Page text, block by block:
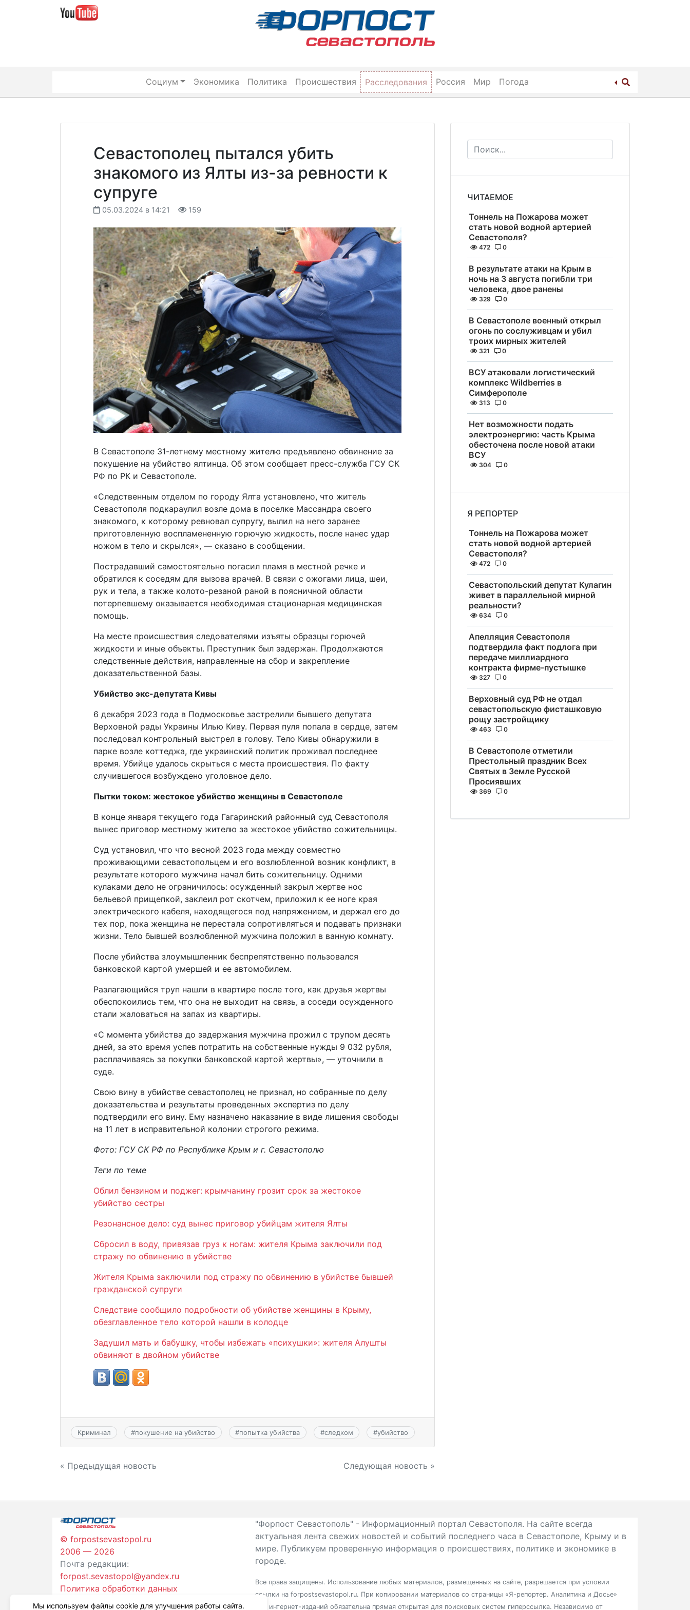
Социум Экономика Политика Происшествия Расследования Россия Мир Погода
Севастополец пытался убить
знакомого из Ялты из-за ревности к
супруге
05.03.2024 в 14:21 159
В Севастополе 31-летнему местному жителю предъявлено обвинение за
покушение на убийство ялтинца. Об этом сообщает пресс-служба ГСУ СК
РФ по РК и Севастополе.
«Следственным отделом по городу Ялта установлено, что житель
Севастополя подкараулил возле дома в поселке Массандра своего
знакомого, к которому ревновал супругу, вылил на него заранее
приготовленную воспламененную горючую жидкость, после нанес удар
ножом в тело и скрылся», — сказано в сообщении.
Пострадавший самостоятельно погасил пламя в местной речке и
обратился к соседям для вызова врачей. В связи с ожогами лица, шеи,
рук и тела, а также колото-резаной раной в поясничной области
потерпевшему оказывается необходимая стационарная медицинская
помощь.
На месте происшествия следователями изъяты образцы горючей
жидкости и иные объекты. Преступник был задержан. Продолжаются
следственные действия, направленные на сбор и закрепление
доказательственной базы.
Убийство экс-депутата Кивы
6 декабря 2023 года в Подмосковье застрелили бывшего депутата
Верховной рады Украины Илью Киву. Первая пуля попала в сердце, затем
последовал контрольный выстрел в голову. Тело Кивы обнаружили в
парке возле коттеджа, где украинский политик проживал последнее
время. Убийце удалось скрыться с места происшествия. По факту
случившегося возбуждено уголовное дело.
Пытки током: жестокое убийство женщины в Севастополе
В конце января текущего года Гагаринский районный суд Севастополя
вынес приговор местному жителю за жестокое убийство сожительницы.
Суд установил, что что весной 2023 года между совместно
проживающими севастопольцем и его возлюбленной возник конфликт, в
результате которого мужчина начал бить сожительницу. Одними
кулаками дело не ограничилось: осужденный закрыл жертве нос
бельевой прищепкой, заклеил рот скотчем, приложил к ее ноге края
электрического кабеля, находящегося под напряжением, и держал его до
тех пор, пока женщина не перестала сопротивляться и подавать признаки
жизни. Тело бывшей возлюбленной мужчина положил в ванную комнату.
После убийства злоумышленник беспрепятственно пользовался
банковской картой умершей и ее автомобилем.
Разлагающийся труп нашли в квартире после того, как друзья жертвы
обеспокоились тем, что она не выходит на связь, а соседи осужденного
стали жаловаться на запах из квартиры.
«С момента убийства до задержания мужчина прожил с трупом десять
дней, за это время успев потратить на собственные нужды 9 032 рубля,
расплачиваясь за покупки банковской картой жертвы», — уточнили в
суде.
Свою вину в убийстве севастополец не признал, но собранные по делу
доказательства и результаты проведенных экспертиз по делу
подтвердили его вину. Ему назначено наказание в виде лишения свободы
на 11 лет в исправительной колонии строгого режима.
Фото: ГСУ СК РФ по Республике Крым и г. Севастополю
Теги по теме
Облил бензином и поджег: крымчанину грозит срок за жестокое
убийство сестры
Резонансное дело: суд вынес приговор убийцам жителя Ялты
Сбросил в воду, привязав груз к ногам: жителя Крыма заключили под
стражу по обвинению в убийстве
Жителя Крыма заключили под стражу по обвинению в убийстве бывшей
гражданской супруги
Следствие сообщило подробности об убийстве женщины в Крыму,
обезглавленное тело которой нашли в колодце
Задушил мать и бабушку, чтобы избежать «психушки»: жителя Алушты
обвиняют в двойном убийстве
Криминал #покушение на убийство #попытка убийства #следком #убийство
Навигация
записям
« Предыдущая новость Следующая новость »
ЧИТАЕМОЕ
Тоннель на Пожарова может
стать новой водной артерией
Севастополя?
472 0
В результате атаки на Крым в
ночь на 3 августа погибли три
человека, двое ранены
329 0
В Севастополе военный открыл
огонь по сослуживцам и убил
троих мирных жителей
321 0
ВСУ атаковали логистический
комплекс Wildberries в
Симферополе
313 0
Нет возможности подать
электроэнергию: часть Крыма
обесточена после новой атаки
ВСУ
304 0
Я РЕПОРТЕР
Тоннель на Пожарова может
стать новой водной артерией
Севастополя?
472 0
Севастопольский депутат Кулагин
живет в параллельной мирной
реальности?
634 0
Апелляция Севастополя
подтвердила факт подлога при
передаче миллиардного
контракта фирме-пустышке
327 0
Верховный суд РФ не отдал
севастопольскую фисташковую
рощу застройщику
463 0
В Севастополе отметили
Престольный праздник Всех
Святых в Земле Русской
Просиявших
369 0
© forpostsevastopol.ru
2006 — 2026
Почта редакции:
forpost.sevastopol@yandex.ru
Политика обработки данных
"Форпост Севастополь" - Информационный портал Севастополя. На сайте всегда
актуальная лента свежих новостей и событий последнего часа в Севастополе, Крыму и в
мире. Публикуем проверенную информация о происшествиях, политике и экономике в
городе.
Все права защищены. Использование любых материалов, размещенных на сайте, разрешается при условии
ссылки на forpostsevastopol.ru. При копировании материалов со страницы «Я-репортер. Аналитика и Досье»
для интернет-изданий обязательна прямая открытая для поисковых систем гиперссылка. Независимо от
Мы используем файлы cookie для улучшения работы сайта.